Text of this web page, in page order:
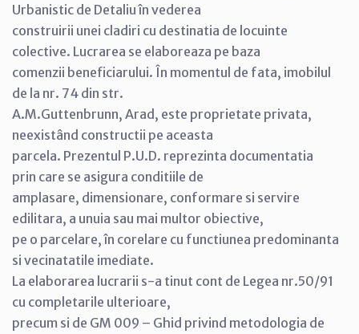
Urbanistic de Detaliu în vederea
construirii unei cladiri cu destinatia de locuinte
colective. Lucrarea se elaboreaza pe baza
comenzii beneficiarului. În momentul de fata, imobilul
de la nr. 74 din str.
A.M.Guttenbrunn, Arad, este proprietate privata,
neexistând constructii pe aceasta
parcela. Prezentul P.U.D. reprezinta documentatia
prin care se asigura conditiile de
amplasare, dimensionare, conformare si servire
edilitara, a unuia sau mai multor obiective,
pe o parcelare, în corelare cu functiunea predominanta
si vecinatatile imediate.
La elaborarea lucrarii s-a tinut cont de Legea nr.50/91
cu completarile ulterioare,
precum si de GM 009 – Ghid privind metodologia de